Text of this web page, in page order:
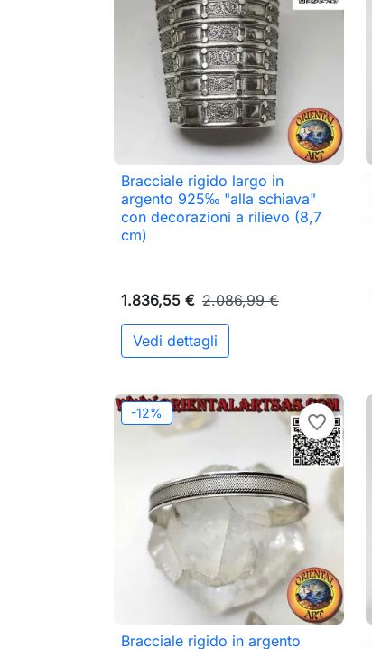
 Anteprima
Bracciale rigido largo in
argento 925‰ "alla schiava"
con decorazioni a rilievo (8,7
cm)
1.836,55 € 2.086,99 €
Vedi dettagli
-12% favorite_border
Bracciale rigido in argento